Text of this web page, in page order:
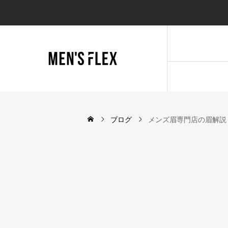
ブログ メンズ眉専門店の眉解